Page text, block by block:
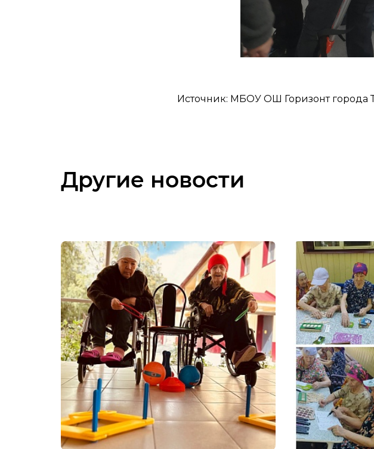
Источник: МБОУ ОШ Горизонт города
Другие новости